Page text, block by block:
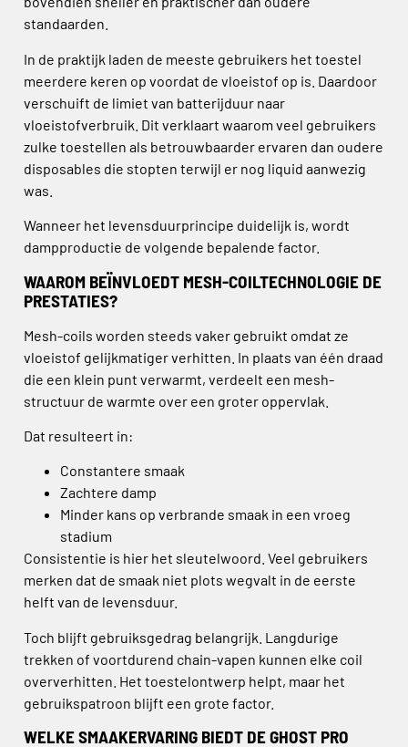
standaarden.
In de praktijk laden de meeste gebruikers het toestel
meerdere keren op voordat de vloeistof op is. Daardoor
verschuift de limiet van batterijduur naar
vloeistofverbruik. Dit verklaart waarom veel gebruikers
zulke toestellen als betrouwbaarder ervaren dan oudere
disposables die stopten terwijl er nog liquid aanwezig
was.
Wanneer het levensduurprincipe duidelijk is, wordt
dampproductie de volgende bepalende factor.
WAAROM BEÏNVLOEDT MESH-COILTECHNOLOGIE DE
PRESTATIES?
Mesh-coils worden steeds vaker gebruikt omdat ze
vloeistof gelijkmatiger verhitten. In plaats van één draad
die een klein punt verwarmt, verdeelt een mesh-
structuur de warmte over een groter oppervlak.
Dat resulteert in:
Constantere smaak
Zachtere damp
Minder kans op verbrande smaak in een vroeg
stadium
Consistentie is hier het sleutelwoord. Veel gebruikers
merken dat de smaak niet plots wegvalt in de eerste
helft van de levensduur.
Toch blijft gebruiksgedrag belangrijk. Langdurige
trekken of voortdurend chain-vapen kunnen elke coil
oververhitten. Het toestelontwerp helpt, maar het
gebruikspatroon blijft een grote factor.
WELKE SMAAKERVARING BIEDT DE GHOST PRO